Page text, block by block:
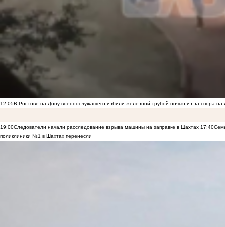
12:05В Ростове-на-Дону военнослужащего избили железной трубой ночью из-за спора на
19:00Следователи начали расследование взрыва машины на заправке в Шахтах 17:40
поликлиники №1 в Шахтах перенесли